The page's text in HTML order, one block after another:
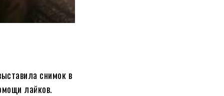
снимок в
лайков.